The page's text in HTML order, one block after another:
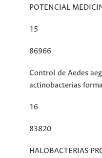
POTENCIAL
15
86966
Control de Aedes
actinobacterias
16
83820
HALOBACTERIAS